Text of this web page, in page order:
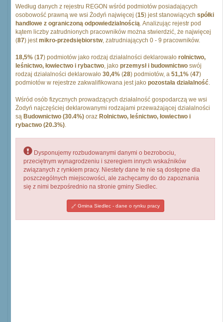
Według danych z rejestru REGON wśród podmiotów posiadających
osobowość prawną we wsi Żodyń najwięcej (15) jest stanowiących spółki
handlowe z ograniczoną odpowiedzialnością. Analizując rejestr pod
kątem liczby zatrudnionych pracowników można stwierdzić, że najwięcej
(87) jestmikro-przedsiębiorstw, zatrudniających 0 - 9 pracowników.
18,5% (17) podmiotów jako rodzaj działalności deklarowało rolnictwo,
leśnictwo, łowiectwo i rybactwo, jako przemysł i budownictwo swój
rodzaj działalności deklarowało 30,4% (28) podmiotów, a 51,1% (47)
podmiotów w rejestrze zakwalifikowana jest jako pozostała działalność.
Wśród osób fizycznych prowadzących działalność gospodarczą we wsi
Żodyń najczęściej deklarowanymi rodzajami przeważającej działalności
są Budownictwo (30.4%) oraz Rolnictwo, leśnictwo, łowiectwo i
rybactwo (20.3%).
Dysponujemy rozbudowanymi danymi o bezrobociu,
przeciętnym wynagrodzeniu i szeregiem innych wskaźników
związanych z rynkiem pracy. Niestety dane te nie są dostępne dla
poszczególnych miejscowości, ale zachęcamy do do zapoznania
się z nimi bezpośrednio na stronie gminy Siedlec.
Gmina Siedlec - dane o rynku pracy